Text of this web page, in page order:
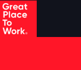
Skip to main